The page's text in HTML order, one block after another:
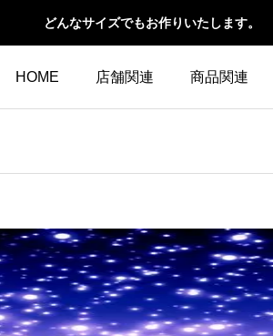
どんなサイズでもお作りいたします。
HOME 店舗関連 商品関連